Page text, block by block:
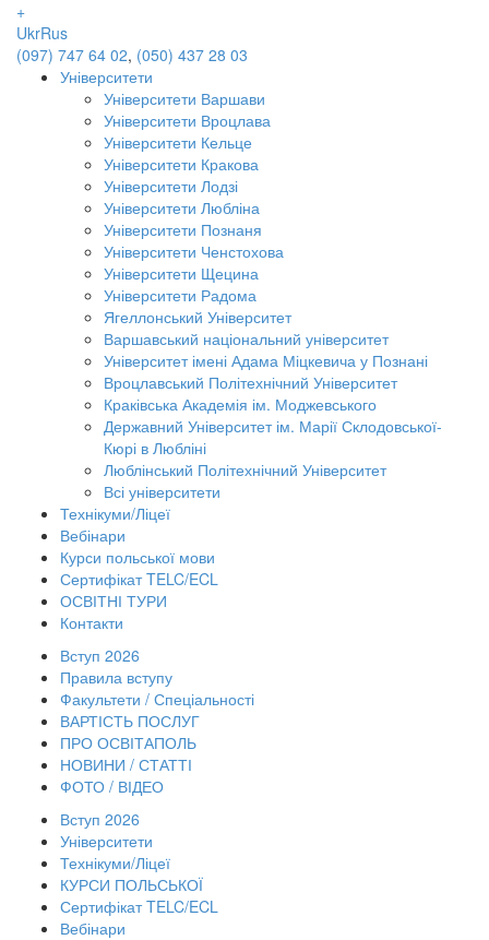
+
UkrRus
(097) 747 64 02, (050) 437 28 03
Університети
Університети Варшави
Університети Вроцлава
Університети Кельце
Університети Кракова
Університети Лодзі
Університети Любліна
Університети Познаня
Університети Ченстохова
Університети Щецина
Університети Радома
Ягеллонський Університет
Варшавський національний університет
Університет імені Адама Міцкевича у Познані
Вроцлавський Політехнічний Університет
Краківська Академія ім. Моджевського
Державний Університет ім. Марії Склодовської-
Кюрі в Любліні
Люблінський Політехнічний Університет
Всі університети
Технікуми/Ліцеї
Вебінари
Курси польської мови
Сертифікат TELC/ECL
ОСВІТНІ ТУРИ
Контакти
Вступ 2026
Правила вступу
Факультети / Спеціальності
ВАРТІСТЬ ПОСЛУГ
ПРО ОСВІТАПОЛЬ
НОВИНИ / СТАТТІ
ФОТО / ВІДЕО
Вступ 2026
Університети
Технікуми/Ліцеї
КУРСИ ПОЛЬСЬКОЇ
Сертифікат TELC/ECL
Вебінари